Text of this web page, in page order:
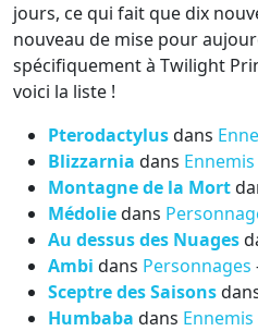
jours, ce qui fait que dix
nouveau de mise pour
spécifiquement à Twilight
voici la liste !
Pterodactylusdans
Blizzarnia dans Ennemis
Montagne de la Mort
Médoliedans
Au dessus des Nuages
Ambi dans Personnages
Sceptre des Saisons
Humbaba dans Ennemis